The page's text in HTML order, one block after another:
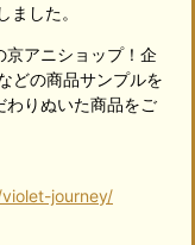
した。
京アニショップ！企
どの商品サンプルを
わりぬいた商品をご
journey/